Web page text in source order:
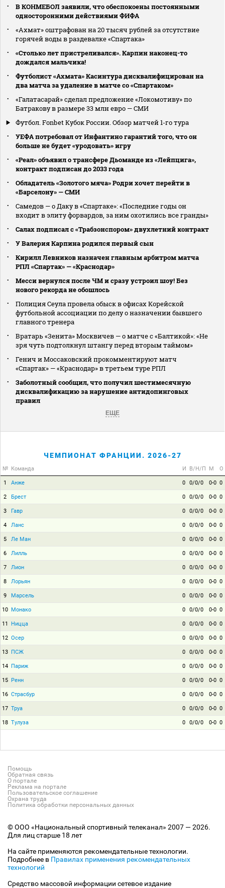
В КОНМЕБОЛ заявили, что обеспокоены постоянными
односторонними действиями ФИФА
«Ахмат» оштрафован на 20 тысяч рублей за отсутствие
горячей воды в раздевалке «Спартака»
«Столько лет пристреливался». Карпин наконец-то
дождался мальчика!
Футболист «Ахмата» Касинтура дисквалифицирован на
два матча за удаление в матче со «Спартаком»
«Галатасарай» сделал предложение «Локомотиву» по
Батракову в размере 33 млн евро — СМИ
Футбол. Fonbet Кубок России. Обзор матчей 1-го тура
УЕФА потребовал от Инфантино гарантий того, что он
больше не будет «уродовать» игру
«Реал» объявил о трансфере Дьоманде из «Лейпцига»,
контракт подписан до 2033 года
Обладатель «Золотого мяча» Родри хочет перейти в
«Барселону» — СМИ
Самедов — о Даку в «Спартаке»: «Последние годы он
входит в элиту форвардов, за ним охотились все гранды»
Салах подписал с «Трабзонспором» двухлетний контракт
У Валерия Карпина родился первый сын
Кирилл Левников назначен главным арбитром матча
РПЛ «Спартак» — «Краснодар»
Месси вернулся после ЧМ и сразу устроил шоу! Без
нового рекорда не обошлось
Полиция Сеула провела обыск в офисах Корейской
футбольной ассоциации по делу о назначении бывшего
главного тренера
Вратарь «Зенита» Москвичев — о матче с «Балтикой»: «Не
зря чуть подтолкнул штангу перед вторым таймом»
Генич и Моссаковский прокомментируют матч
«Спартак» — «Краснодар» в третьем туре РПЛ
Заболотный сообщил, что получил шестимесячную
дисквалификацию за нарушение антидопинговых
правил
ЕЩЕ
ЧЕМПИОНАТ ФРАНЦИИ. 2026-27
№ Команда И В/Н/П М О
1 Анже 0 0/0/0 0-0 0
2 Брест 0 0/0/0 0-0 0
3 Гавр 0 0/0/0 0-0 0
4 Ланс 0 0/0/0 0-0 0
5 Ле Ман 0 0/0/0 0-0 0
6 Лилль 0 0/0/0 0-0 0
7 Лион 0 0/0/0 0-0 0
8 Лорьян 0 0/0/0 0-0 0
9 Марсель 0 0/0/0 0-0 0
10 Монако 0 0/0/0 0-0 0
11 Ницца 0 0/0/0 0-0 0
12 Осер 0 0/0/0 0-0 0
13 ПСЖ 0 0/0/0 0-0 0
14 Париж 0 0/0/0 0-0 0
15 Ренн 0 0/0/0 0-0 0
16 Страсбур 0 0/0/0 0-0 0
17 Труа 0 0/0/0 0-0 0
18 Тулуза 0 0/0/0 0-0 0
Помощь
Обратная связь
О портале
Реклама на портале
Пользовательское соглашение
Охрана труда
Политика обработки персональных данных
© ООО «Национальный спортивный телеканал» 2007 — 2026.
Для лиц старше 18 лет
На сайте применяются рекомендательные технологии.
Подробнее в Правилах применения рекомендательных
технологий
Средство массовой информации сетевое издание